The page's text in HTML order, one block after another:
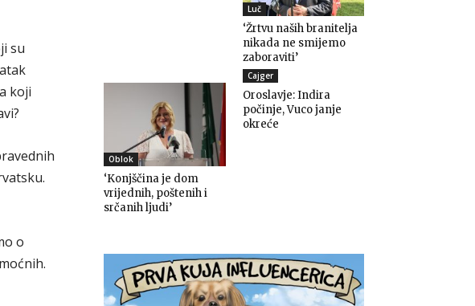
su
koji
o
Luč
‘Žrtvu naših branitelja
nikada ne smijemo
zaboraviti’
Oblok
‘Konjščina je dom
vrijednih, poštenih i
srčanih ljudi’
Cajger
Oroslavje: Indira
počinje, Vuco janje
okreće